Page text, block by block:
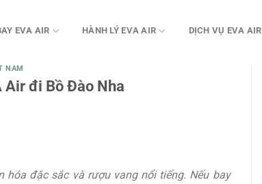
EVA AIR HÀNH LÝ EVA AIR DỊCH VỤ EVA AIR
NAM
Air đi Bồ Đào Nha
đặc sắc và rượu vang nổi tiếng. Nếu bay